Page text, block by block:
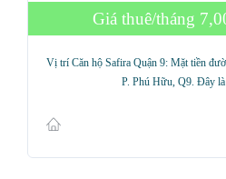
Giá thuê/tháng
Vị trí Căn hộ Safira Quận 9: Mặt tiền
P. Phú Hữu, Q9. Đây